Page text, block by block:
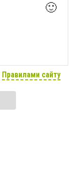
🙂
Правилами сайту